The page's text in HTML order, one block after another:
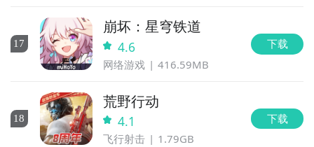
17
崩坏：星穹铁道
4.6
网络游戏 416.59MB
下载
18
荒野行动
4.1
飞行射击 1.79GB
下载